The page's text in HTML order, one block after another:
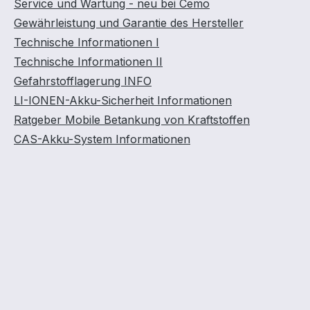
Service und Wartung - neu bei Cemo
Gewährleistung und Garantie des Hersteller
Technische Informationen I
Technische Informationen II
Gefahrstofflagerung INFO
LI-IONEN-Akku-Sicherheit Informationen
Ratgeber Mobile Betankung von Kraftstoffen
CAS-Akku-System Informationen